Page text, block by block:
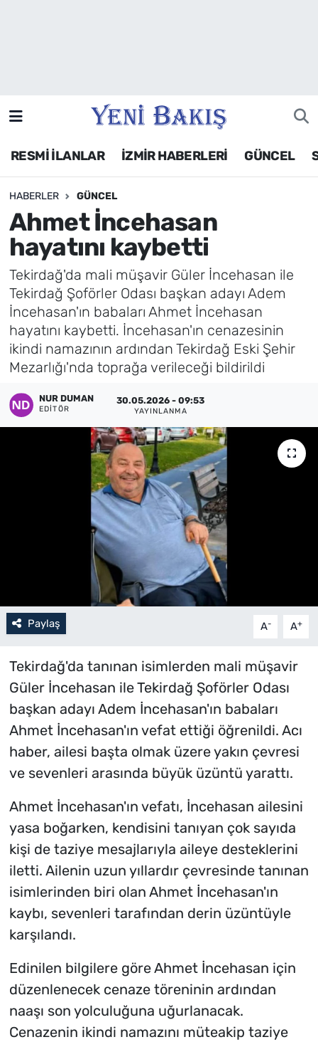
RESMİ İLANLAR İZMİR HABERLERİ GÜNCEL
HABERLER GÜNCEL
Ahmet İncehasan
hayatını kaybetti
Tekirdağ'da mali müşavir Güler İncehasan ile
Tekirdağ Şoförler Odası başkan adayı Adem
İncehasan'ın babaları Ahmet İncehasan
hayatını kaybetti. İncehasan'ın cenazesinin
ikindi namazının ardından Tekirdağ Eski Şehir
Mezarlığı'nda toprağa verileceği bildirildi
NUR DUMAN
EDITÖR
30.05.2026 - 09:53
YAYINLANMA
Paylaş A- A+
Tekirdağ'da tanınan isimlerden mali müşavir
Güler İncehasan ile Tekirdağ Şoförler Odası
başkan adayı Adem İncehasan'ın babaları
Ahmet İncehasan'ın vefat ettiği öğrenildi. Acı
haber, ailesi başta olmak üzere yakın çevresi
ve sevenleri arasında büyük üzüntü yarattı.
Ahmet İncehasan'ın vefatı, İncehasan ailesini
yasa boğarken, kendisini tanıyan çok sayıda
kişi de taziye mesajlarıyla aileye desteklerini
iletti. Ailenin uzun yıllardır çevresinde tanınan
isimlerinden biri olan Ahmet İncehasan'ın
kaybı, sevenleri tarafından derin üzüntüyle
karşılandı.
Edinilen bilgilere göre Ahmet İncehasan için
düzenlenecek cenaze töreninin ardından
naaşı son yolculuğuna uğurlanacak.
Cenazenin ikindi namazını müteakip taziye
Siyaset
Asayiş / Polis-Adliye
Magazin
Foto Galeri
Künye